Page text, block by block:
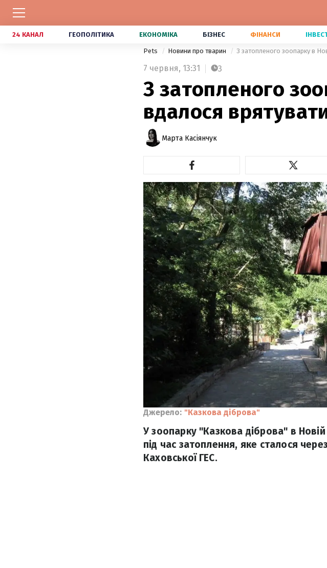
24 КАНАЛ ГЕОПОЛІТИКА ЕКОНОМІКА БІЗНЕС ФІНАНСИ
Pets Новини про тварин З затопленого зоопарку в
7 червня, 13:31 3
З затопленого
вдалося
Марта Касіянчук
Джерело: "Казкова діброва"
У зоопарку "Казкова діброва" в
під час затоплення, яке сталося
Каховської ГЕС.